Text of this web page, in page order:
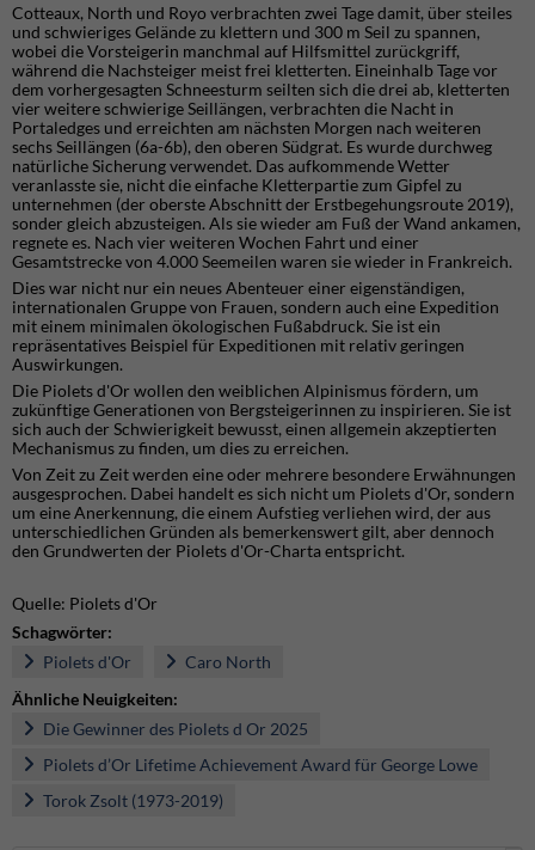
Cotteaux, North und Royo verbrachten zwei Tage damit, über steiles
und schwieriges Gelände zu klettern und 300 m Seil zu spannen,
wobei die Vorsteigerin manchmal auf Hilfsmittel zurückgriff,
während die Nachsteiger meist frei kletterten. Eineinhalb Tage vor
dem vorhergesagten Schneesturm seilten sich die drei ab, kletterten
vier weitere schwierige Seillängen, verbrachten die Nacht in
Portaledges und erreichten am nächsten Morgen nach weiteren
sechs Seillängen (6a-6b), den oberen Südgrat. Es wurde durchweg
natürliche Sicherung verwendet. Das aufkommende Wetter
veranlasste sie, nicht die einfache Kletterpartie zum Gipfel zu
unternehmen (der oberste Abschnitt der Erstbegehungsroute 2019),
sonder gleich abzusteigen. Als sie wieder am Fuß der Wand ankamen,
regnete es. Nach vier weiteren Wochen Fahrt und einer
Gesamtstrecke von 4.000 Seemeilen waren sie wieder in Frankreich.
Dies war nicht nur ein neues Abenteuer einer eigenständigen,
internationalen Gruppe von Frauen, sondern auch eine Expedition
mit einem minimalen ökologischen Fußabdruck. Sie ist ein
repräsentatives Beispiel für Expeditionen mit relativ geringen
Auswirkungen.
Die Piolets d'Or wollen den weiblichen Alpinismus fördern, um
zukünftige Generationen von Bergsteigerinnen zu inspirieren. Sie ist
sich auch der Schwierigkeit bewusst, einen allgemein akzeptierten
Mechanismus zu finden, um dies zu erreichen.
Von Zeit zu Zeit werden eine oder mehrere besondere Erwähnungen
ausgesprochen. Dabei handelt es sich nicht um Piolets d'Or, sondern
um eine Anerkennung, die einem Aufstieg verliehen wird, der aus
unterschiedlichen Gründen als bemerkenswert gilt, aber dennoch
den Grundwerten der Piolets d'Or-Charta entspricht.
Quelle: Piolets d'Or
Schagwörter:
Piolets d'Or
Caro North
Ähnliche Neuigkeiten:
Die Gewinner des Piolets d Or 2025
Piolets d’Or Lifetime Achievement Award für George Lowe
Torok Zsolt (1973-2019)